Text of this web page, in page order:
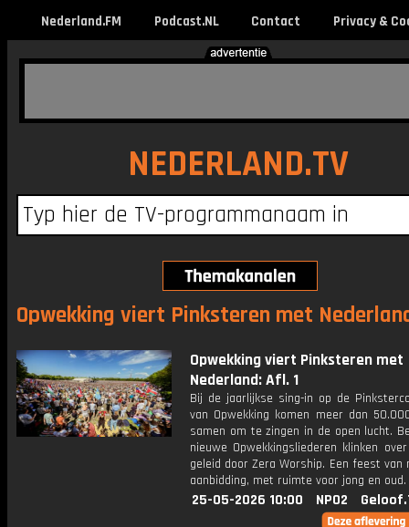
Nederland.FM Podcast.NL Contact Privacy &
NEDERLAND.TV
Opwekking viert Pinksteren met
Opwekking viert Pinksteren met
Nederland: Afl. 1
Bij de jaarlijkse sing-in op de
van Opwekking komen meer dan
samen om te zingen in de open lucht.
nieuwe Opwekkingsliederen klinken
geleid door Zera Worship. Een feest van
aanbidding, met ruimte voor jong en oud.
25-05-2026 10:00 NPO2